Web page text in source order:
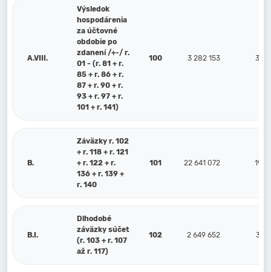
A.VIII.
Výsledok
hospodárenia
za účtovné
obdobie po
zdanení /+-/ r.
01 - (r. 81 + r.
85 + r. 86 + r.
87 + r. 90 + r.
93 + r. 97 + r.
101 + r. 141)
100 3 282 153 3
B.
Záväzky r. 102
+ r. 118 + r. 121
+ r. 122 + r.
136 + r. 139 +
r. 140
101 22 641 072 19
B.I.
Dlhodobé
záväzky súčet
(r. 103 + r. 107
až r. 117)
102 2 649 652 3